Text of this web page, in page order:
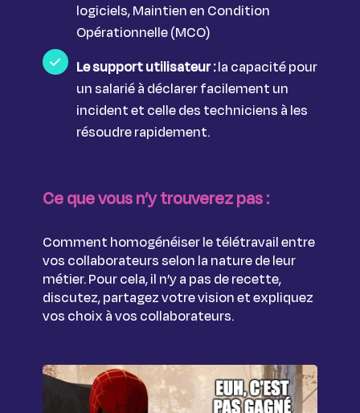
logiciels, Maintien en Condition
Opérationnelle (MCO)
Le support utilisateur :la capacité pour
un salarié à déclarer facilement un
incident et celle des techniciens à les
résoudre rapidement.
Ce que vous n’y trouverez pas :
Comment homogénéiser le télétravail entre
vos collaborateurs selon la nature de leur
métier. Pour cela, il n’y a pas de recette,
discutez, partagez votre vision et expliquez
vos choix à vos collaborateurs.